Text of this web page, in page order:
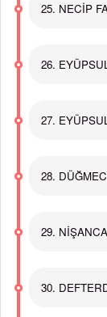
25. NECİP
26.
27.
28.
29.
30.